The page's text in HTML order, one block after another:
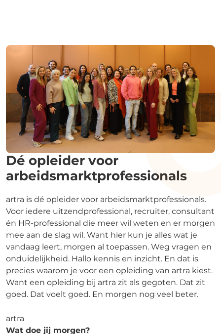
Dé opleider voor
arbeidsmarktprofessionals
artra is dé opleider voor arbeidsmarktprofessionals.
Voor iedere uitzendprofessional, recruiter, consultant
én HR-professional die meer wil weten en er morgen
mee aan de slag wil. Want hier kun je alles wat je
vandaag leert, morgen al toepassen. Weg vragen en
onduidelijkheid. Hallo kennis en inzicht. En dat is
precies waarom je voor een opleiding van artra kiest.
Want een opleiding bij artra zit als gegoten. Dat zit
goed. Dat voelt goed. En morgen nog veel beter.
artra
Wat doe jij morgen?